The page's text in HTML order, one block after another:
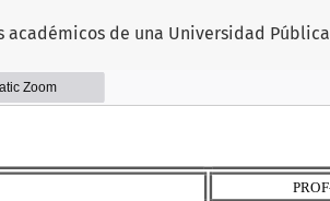
de una Universidad Pública